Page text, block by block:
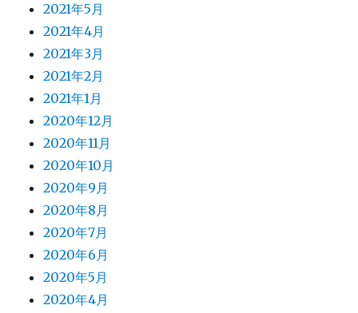
2021年5月
2021年4月
2021年3月
2021年2月
2021年1月
2020年12月
2020年11月
2020年10月
2020年9月
2020年8月
2020年7月
2020年6月
2020年5月
2020年4月